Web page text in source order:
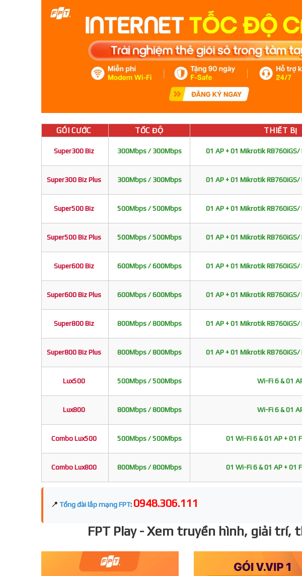
GÓI CƯỚC TỐC ĐỘ THIẾT BỊ
Super300 Biz 300Mbps / 300Mbps 01 AP + 01 Mikrotik RB760iGS/
Super300 Biz Plus 300Mbps / 300Mbps 01 AP + 01 Mikrotik RB760iGS/
Super500 Biz 500Mbps / 500Mbps 01 AP + 01 Mikrotik RB760iGS/
Super500 Biz Plus 500Mbps / 500Mbps 01 AP + 01 Mikrotik RB760iGS/
Super600 Biz 600Mbps / 600Mbps 01 AP + 01 Mikrotik RB760iGS/
Super600 Biz Plus 600Mbps / 600Mbps 01 AP + 01 Mikrotik RB760iGS/
Super800 Biz 800Mbps / 800Mbps 01 AP + 01 Mikrotik RB760iGS/
Super800 Biz Plus 800Mbps / 800Mbps 01 AP + 01 Mikrotik RB760iGS/
Lux500 500Mbps / 500Mbps Wi-Fi 6 & 01
Lux800 800Mbps / 800Mbps Wi-Fi 6 & 01
Combo Lux500 500Mbps / 500Mbps 01 Wi-Fi 6 & 01 AP + 01
Combo Lux800 800Mbps / 800Mbps 01 Wi-Fi 6 & 01 AP + 01
📍 Tổng đài lắp mạng FPT: 0948.306.111
FPT Play - Xem truyền hình, giải trí,